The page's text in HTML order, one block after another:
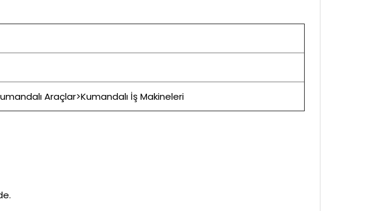
Araçlar>Kumandalı İş Makineleri